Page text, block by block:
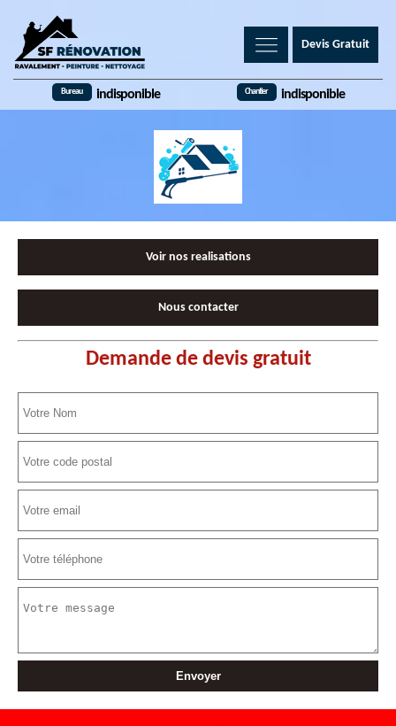
Devis Gratuit
Bureau indisponible Chantier indisponible
Voir nos realisations
Nous contacter
Demande de devis gratuit